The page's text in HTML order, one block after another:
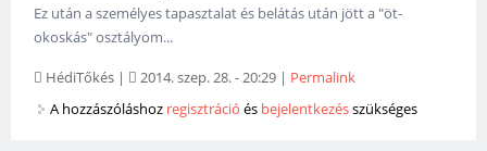
Ez után a személyes tapasztalat és belátás után jött a "öt-
okoskás" osztályom...
HédiTőkés | 2014. szep. 28. - 20:29 | Permalink
A hozzászóláshoz regisztráció és bejelentkezésszükséges